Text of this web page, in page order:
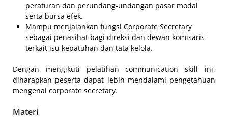
peraturan dan perundang-undangan pasar modal
serta bursa efek.
Mampu menjalankan fungsi Corporate Secretary
sebagai penasihat bagi direksi dan dewan komisaris
terkait isu kepatuhan dan tata kelola.
Dengan mengikuti pelatihan communication skill ini,
diharapkan peserta dapat lebih mendalami pengetahuan
mengenai corporate secretary.
Materi